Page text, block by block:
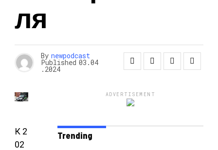
Ля
By newpodcast
Published 03.04
.2024
К 2
02
ADVERTISEMENT
Trending